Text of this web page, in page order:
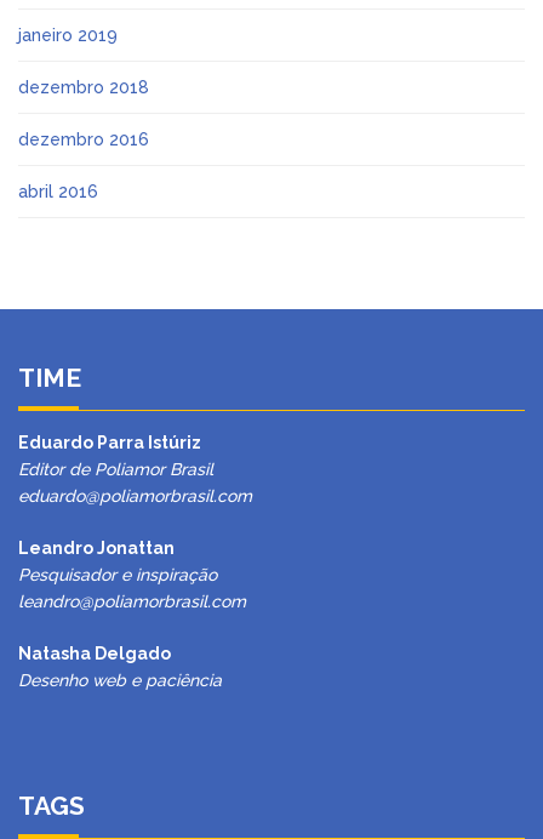
janeiro 2019
dezembro 2018
dezembro 2016
abril 2016
TIME
Eduardo Parra Istúriz
Editor de Poliamor Brasil
eduardo@poliamorbrasil.com
Leandro Jonattan
Pesquisador e inspiração
leandro@poliamorbrasil.com
Natasha Delgado
Desenho web e paciência
TAGS